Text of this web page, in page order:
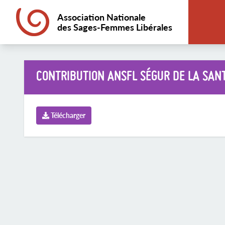
Association Nationale
des Sages-Femmes Libérales
CONTRIBUTION ANSFL SÉGUR DE LA
Télécharger